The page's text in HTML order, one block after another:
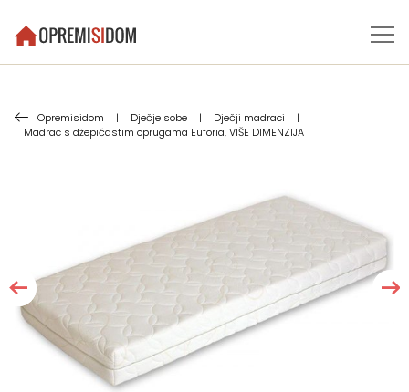
Opremisidom | Dječje sobe | Dječji madraci
|
Madrac s džepićastim oprugama Euforia, VIŠE DIMENZIJA